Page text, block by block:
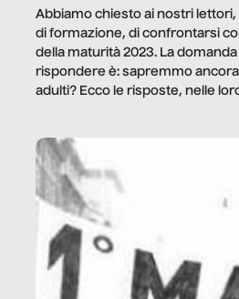
Abbiamo chiesto ai nostri
di formazione, di confrontarsi
della maturità 2023. La
rispondere è: sapremmo
adulti? Ecco le risposte, nelle